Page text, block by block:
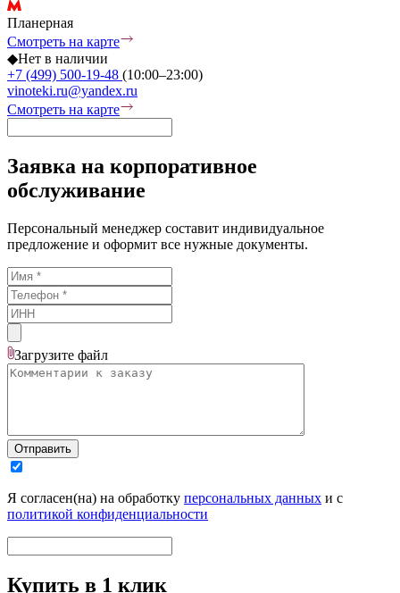
Планерная
Смотреть на карте
◆Нет в наличии
+7 (499) 500-19-48 (10:00–23:00)
vinoteki.ru@yandex.ru
Смотреть на карте
Заявка на корпоративное
обслуживание
Персональный менеджер составит индивидуальное
предложение и оформит все нужные документы.
Загрузите файл
Отправить
Я согласен(на) на обработку персональных данных и с
политикой конфиденциальности
Купить в 1 клик